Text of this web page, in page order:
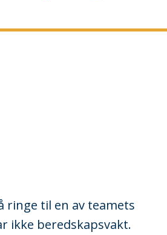
ringe til en av teamets
ikke beredskapsvakt.